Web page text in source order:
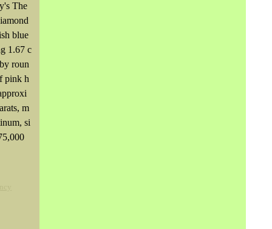
The
blue
1.67 c
roun
pink h
m
si